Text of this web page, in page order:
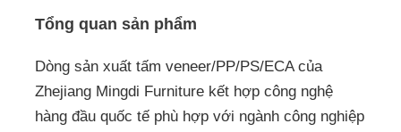
Tổng quan sản phẩm
Dòng sản xuất tấm veneer/PP/PS/ECA của
Zhejiang Mingdi Furniture kết hợp công nghệ
hàng đầu quốc tế phù hợp với ngành công nghiệp